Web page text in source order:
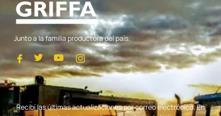
Junto a la familia productora del país.
I
c
o
n
-
f
T
w
i
t
t
e
Y
o
u
t
u
b
I
c
o
n
-
i
Recibí las últimas actualizaciones por correo electrónico. En